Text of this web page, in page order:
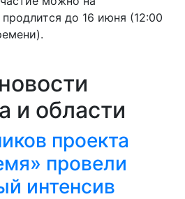
продлится до 16 июня (12:00
и области
проекта
провели
интенсив